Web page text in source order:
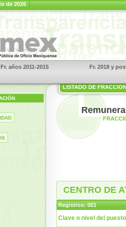
de 2026
Fr. años 2011-2015 Fr. 2018 y
LISTADO DE
CENTRO DE
Registros: 001
Clave o nivel del